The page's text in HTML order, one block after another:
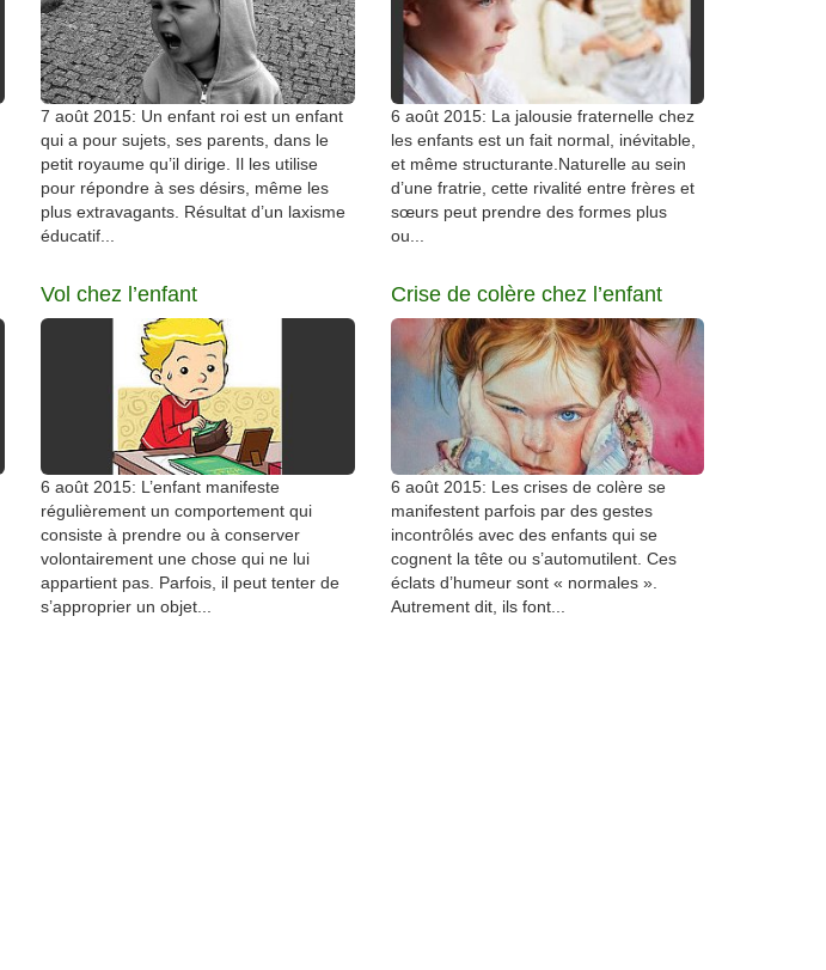
7 août 2015: Un enfant roi est un enfant
qui a pour sujets, ses parents, dans le
petit royaume qu’il dirige. Il les utilise
pour répondre à ses désirs, même les
plus extravagants. Résultat d’un laxisme
éducatif...
6 août 2015: La jalousie fraternelle chez
les enfants est un fait normal, inévitable,
et même structurante.Naturelle au sein
d’une fratrie, cette rivalité entre frères et
sœurs peut prendre des formes plus
ou...
Vol chez l’enfant
6 août 2015: L’enfant manifeste
régulièrement un comportement qui
consiste à prendre ou à conserver
volontairement une chose qui ne lui
appartient pas. Parfois, il peut tenter de
s’approprier un objet...
Crise de colère chez l’enfant
6 août 2015: Les crises de colère se
manifestent parfois par des gestes
incontrôlés avec des enfants qui se
cognent la tête ou s’automutilent. Ces
éclats d’humeur sont « normales ».
Autrement dit, ils font...